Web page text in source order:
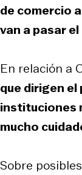
de comercio
van a pasar
En relación a
que dirigen
instituciones
mucho
Sobre